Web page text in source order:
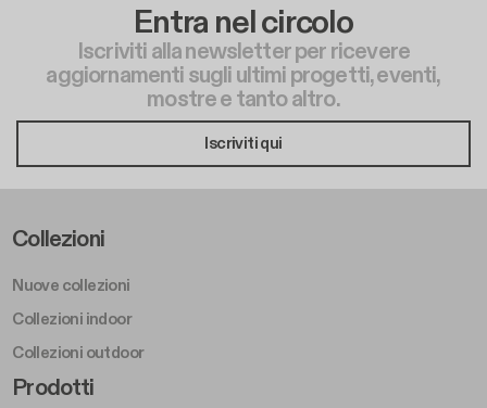
Entra nel circolo
Iscriviti alla newsletter per ricevere
aggiornamenti sugli ultimi progetti, eventi,
mostre e tanto altro.
Iscriviti qui
Footer Left Middle A
Collezioni
Nuove collezioni
Collezioni indoor
Collezioni outdoor
Footer Right Middle A
Prodotti